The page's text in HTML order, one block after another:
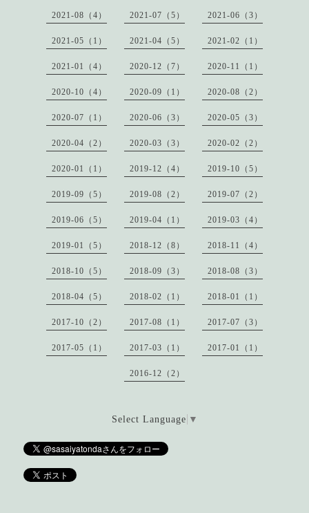
2021-08（4） 2021-07（5） 2021-06（3）
2021-05（1） 2021-04（5） 2021-02（1）
2021-01（4） 2020-12（7） 2020-11（1）
2020-10（4） 2020-09（1） 2020-08（2）
2020-07（1） 2020-06（3） 2020-05（3）
2020-04（2） 2020-03（3） 2020-02（2）
2020-01（1） 2019-12（4） 2019-10（5）
2019-09（5） 2019-08（2） 2019-07（2）
2019-06（5） 2019-04（1） 2019-03（4）
2019-01（5） 2018-12（8） 2018-11（4）
2018-10（5） 2018-09（3） 2018-08（3）
2018-04（5） 2018-02（1） 2018-01（1）
2017-10（2） 2017-08（1） 2017-07（3）
2017-05（1） 2017-03（1） 2017-01（1）
2016-12（2）
Select Language ▼